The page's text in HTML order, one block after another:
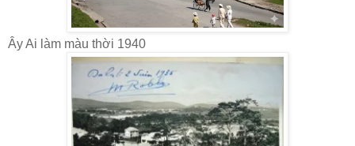
Ây Ai làm màu thời 1940